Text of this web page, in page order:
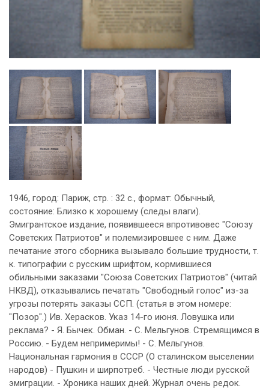
1946, город: Париж, стр. : 32 с., формат: Обычный,
состояние: Близко к хорошему (следы влаги).
Эмигрантское издание, появившееся впротивовес "Союзу
Советских Патриотов" и полемизировшее с ним. Даже
печатание этого сборника вызывало большие трудности, т.
к. типографии с русским шрифтом, кормившиеся
обильными заказами "Союза Советских Патриотов" (читай
НКВД), отказывались печатать "Свободный голос" из-за
угрозы потерять заказы ССП. (статья в этом номере:
"Позор".) Ив. Херасков. Указ 14-го июня. Ловушка или
реклама? - Я. Бычек. Обман. - С. Мельгунов. Стремящимся в
Россию. - Будем непримеримы! - С. Мельгунов.
Национальная гармония в СССР (О сталинском выселении
народов) - Пушкин и ширпотреб. - Честные люди русской
эмиграции. - Хроника наших дней. Журнал очень редок.